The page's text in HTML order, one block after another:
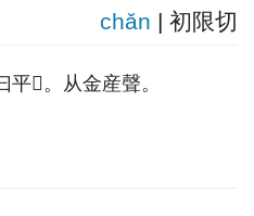
chǎn | 初限切
𨮯。从金産聲。